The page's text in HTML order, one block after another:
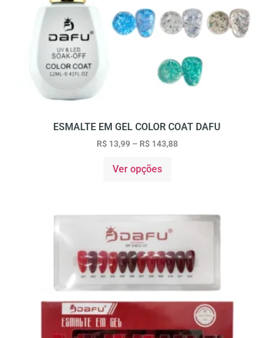
ESMALTE EM GEL COLOR COAT DAFU
R$13,99 – R$143,88
Ver opções